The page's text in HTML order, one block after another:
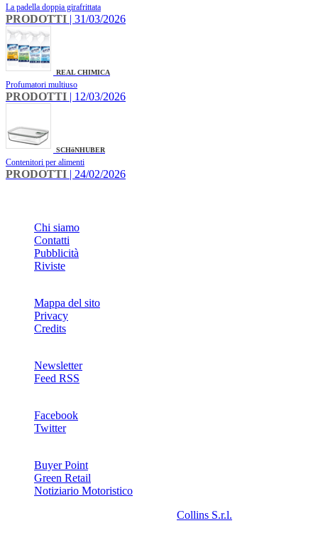
La padella doppia girafrittata
PRODOTTI | 31/03/2026
REAL CHIMICA
Profumatori multiuso
PRODOTTI | 12/03/2026
SCHöNHUBER
Contenitori per alimenti
PRODOTTI | 24/02/2026
Chi siamo
Contatti
Pubblicità
Riviste
Mappa del sito
Privacy
Credits
Newsletter
Feed RSS
Facebook
Twitter
Buyer Point
Green Retail
Notiziario Motoristico
Collins S.r.l.